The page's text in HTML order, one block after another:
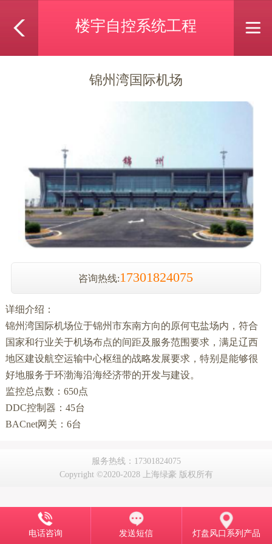
楼宇自控系统工程
锦州湾国际机场
咨询热线:17301824075
详细介绍：
锦州湾国际机场位于锦州市东南方向的原何屯盐场内，符合
国家和行业关于机场布点的间距及服务范围要求，满足辽西
地区建设航空运输中心枢纽的战略发展要求，特别是能够很
好地服务于环渤海沿海经济带的开发与建设。
监控总点数：650点
DDC控制器：45台
BACnet网关：6台
服务热线：17301824075
Copyright ©2020-2028 上海绿豪 版权所有
电话咨询 发送短信 灯盘风口系列产品